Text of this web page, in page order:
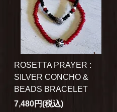
ROSETTA PRAYER :
SILVER CONCHO &
BEADS BRACELET
7,480円(税込)